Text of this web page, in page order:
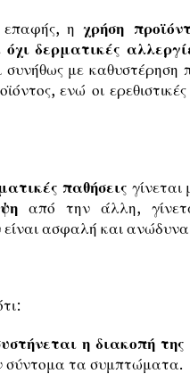
επαφής, ηχρήση
δερματικές
συνήθως με
ενώ οι
παθήσεις γίνεται
από την άλλη,
είναι ασφαλή και
η διακοπή
σύντομα τα συμπτώματα.